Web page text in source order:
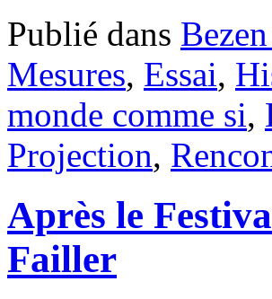
Publié dans
Mesures, Essai,
monde comme si,
Projection,
Après le
Failler